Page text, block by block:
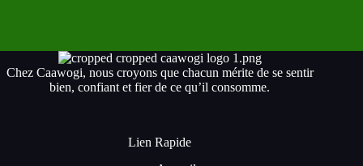
Chez Caawogi, nous croyons que chacun mérite de se sentir
bien, confiant et fier de ce qu’il consomme.
Lien Rapide